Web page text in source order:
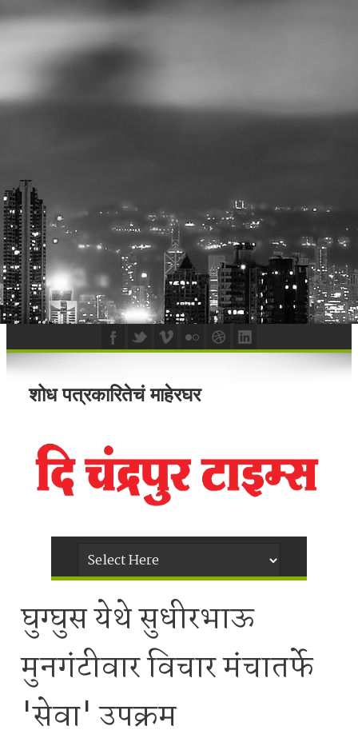
शोध पत्रकारितेचं माहेरघर
घुग्घुस येथे सुधीरभाऊ
मुनगंटीवार विचार मंचातर्फे
'सेवा' उपक्रम